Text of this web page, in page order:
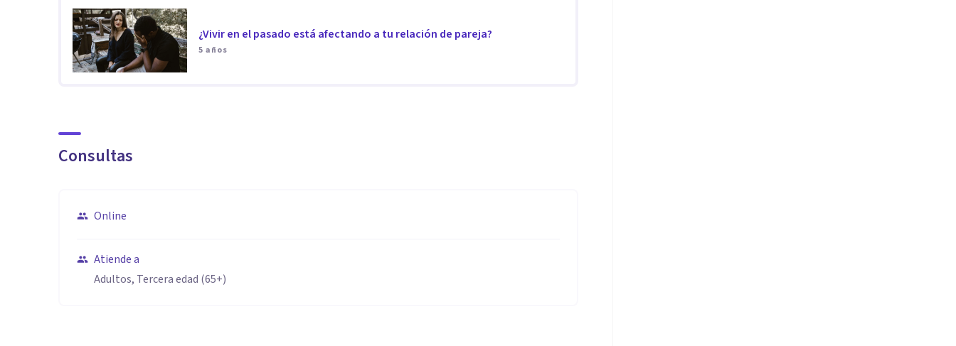
¿Vivir en el pasado está afectando a tu relación de pareja?
5 años
Consultas
Online
Atiende a
Adultos, Tercera edad (65+)